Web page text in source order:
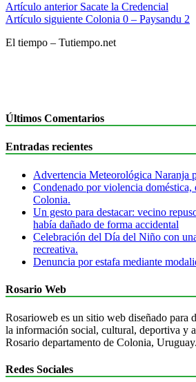
Artículo anterior Sacate la Credencial
Artículo siguiente Colonia 0 – Paysandu 2
El tiempo – Tutiempo.net
Últimos Comentarios
Entradas recientes
Advertencia Meteorológica Naranja
Condenado por violencia doméstica,
Colonia.
Un gesto para destacar: vecino
había dañado de forma accidental
Celebración del Día del Niño con
recreativa.
Denuncia por estafa mediante
Rosario Web
Rosarioweb es un sitio web diseñado para
la información social, cultural, deportiva y
Rosario departamento de Colonia, Uruguay.
Redes Sociales